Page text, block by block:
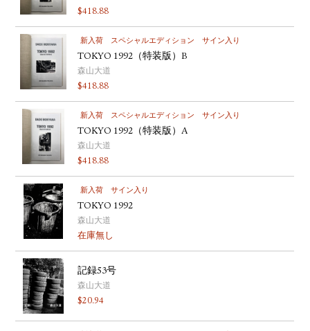
$418.88
新入荷 スペシャルエディション サイン入り
TOKYO 1992（特装版）B
森山大道
$418.88
新入荷 スペシャルエディション サイン入り
TOKYO 1992（特装版）A
森山大道
$418.88
新入荷 サイン入り
TOKYO 1992
森山大道
在庫無し
記録53号
森山大道
$20.94